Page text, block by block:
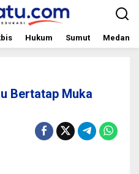
Hukum Sumut Medan
Bertatap Muka